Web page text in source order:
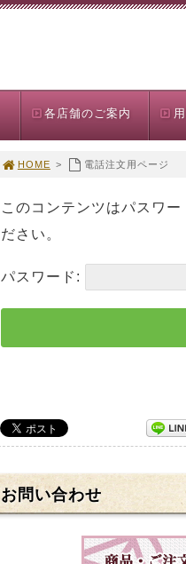
各店舗のご案内
HOME > 電話注文用ページ
このコンテンツはパスワ
ださい。
パスワード:
お問い合わせ